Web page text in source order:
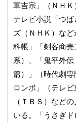
軍吉宗」（ＮＨ
テレビ小説「つ
ズ（ＮＨＫ）な
科帳」「剣客商
系）、「鬼平外
篇）」（時代劇
ロンボ」（テレビ
（ＴＢＳ）など
いる。「うさぎ